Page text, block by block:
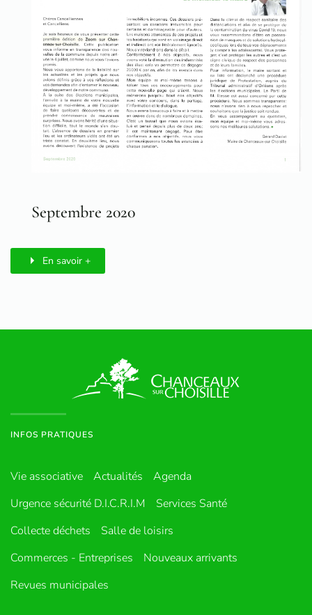
Septembre 2020
En savoir +
INFOS PRATIQUES
Vie associative Actualités
Agenda
Urgence sécurité D.I.C.R.I.M
Services Santé
Collecte déchets
Salle de loisirs
Commerces - Entreprises
Nouveaux arrivants
Revues municipales